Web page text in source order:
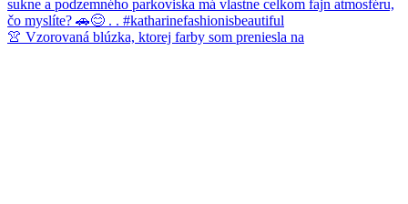
👚 Vzorovaná blúzka, ktorej farby som preniesla na